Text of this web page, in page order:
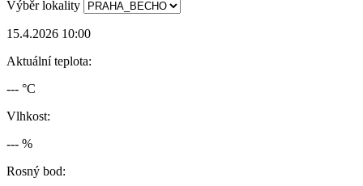
Výběr lokality
15.4.2026 10:00
Aktuální teplota:
--- °C
Vlhkost:
--- %
Rosný bod: